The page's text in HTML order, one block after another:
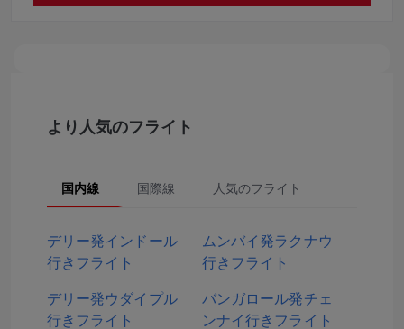
より人気のフライト
国内線 国際線 人気のフライト
デリー発インドール
行きフライト
ムンバイ発ラクナウ
行きフライト
デリー発ウダイプル
行きフライト
バンガロール発チェ
ンナイ行きフライト